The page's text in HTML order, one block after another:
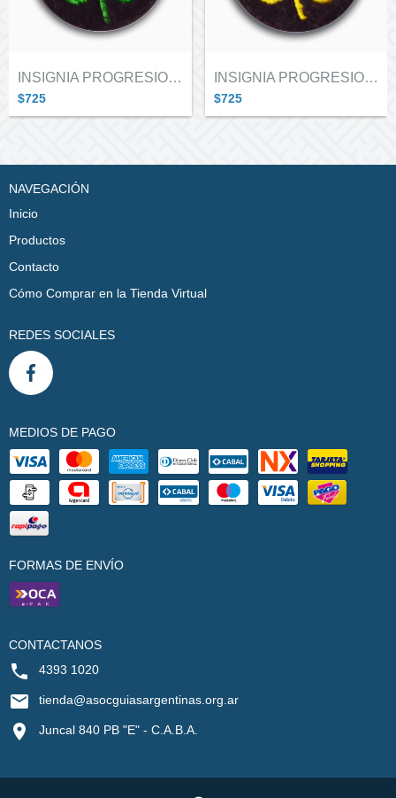
INSIGNIA PROGRESION GUIAS EN CARAVANA TR...
$725
INSIGNIA PROGRESION GUIAS EN CARAVANA TR...
$725
NAVEGACIÓN
Inicio
Productos
Contacto
Cómo Comprar en la Tienda Virtual
REDES SOCIALES
MEDIOS DE PAGO
FORMAS DE ENVÍO
CONTACTANOS
4393 1020
tienda@asocguiasargentinas.org.ar
Juncal 840 PB "E" - C.A.B.A.